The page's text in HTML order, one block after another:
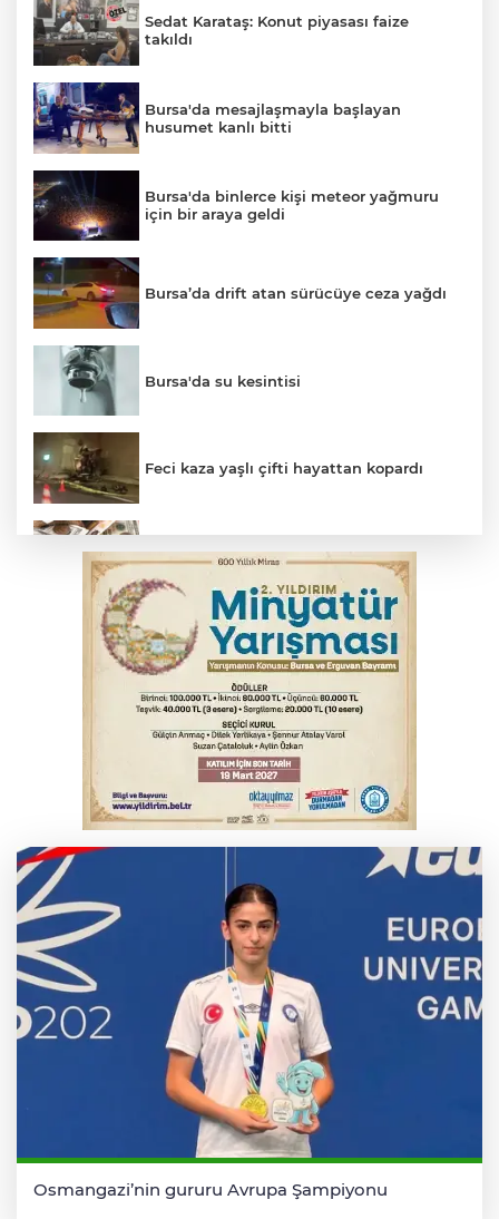
Sedat Karataş: Konut piyasası faize
takıldı
Bursa'da mesajlaşmayla başlayan
husumet kanlı bitti
Bursa'da binlerce kişi meteor yağmuru
için bir araya geldi
Bursa’da drift atan sürücüye ceza yağdı
Bursa'da su kesintisi
Feci kaza yaşlı çifti hayattan kopardı
Serbest piyasada döviz fiyatları
Bursaspor 1. Lig'e fırtına gibi döndü
Serbest piyasada altın fiyatları...
Salih Bademci ‘Sesler’le Bursa’da
Osmangazi’nin gururu Avrupa Şampiyonu